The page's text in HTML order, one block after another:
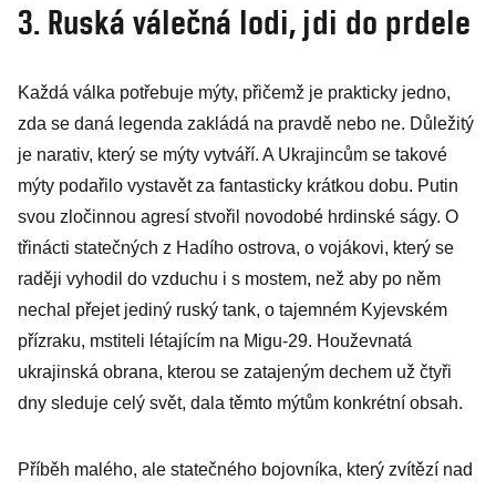
3. Ruská válečná lodi, jdi do prdele
Každá válka potřebuje mýty, přičemž je prakticky jedno,
zda se daná legenda zakládá na pravdě nebo ne. Důležitý
je narativ, který se mýty vytváří. A Ukrajincům se takové
mýty podařilo vystavět za fantasticky krátkou dobu. Putin
svou zločinnou agresí stvořil novodobé hrdinské ságy. O
třinácti statečných z Hadího ostrova, o vojákovi, který se
raději vyhodil do vzduchu i s mostem, než aby po něm
nechal přejet jediný ruský tank, o tajemném Kyjevském
přízraku, mstiteli létajícím na Migu-29. Houževnatá
ukrajinská obrana, kterou se zatajeným dechem už čtyři
dny sleduje celý svět, dala těmto mýtům konkrétní obsah.
Příběh malého, ale statečného bojovníka, který zvítězí nad